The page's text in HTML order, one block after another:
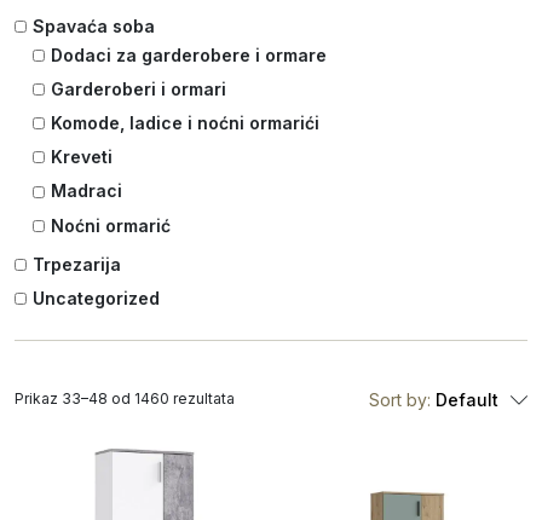
Spavaća soba
Dodaci za garderobere i ormare
Garderoberi i ormari
Komode, ladice i noćni ormarići
Kreveti
Madraci
Noćni ormarić
Trpezarija
Uncategorized
Sort by: Default
Prikaz 33–48 od 1460 rezultata